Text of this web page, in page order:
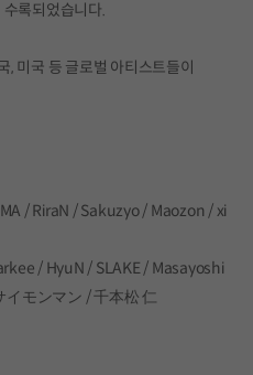
록되었습니다.
, 미국 등 글로벌 아티스트들이
/ RiraN / Sakuzyo / Maozon / xi
/ HyuN / SLAKE / Masayoshi
モンマン / 千本松 仁